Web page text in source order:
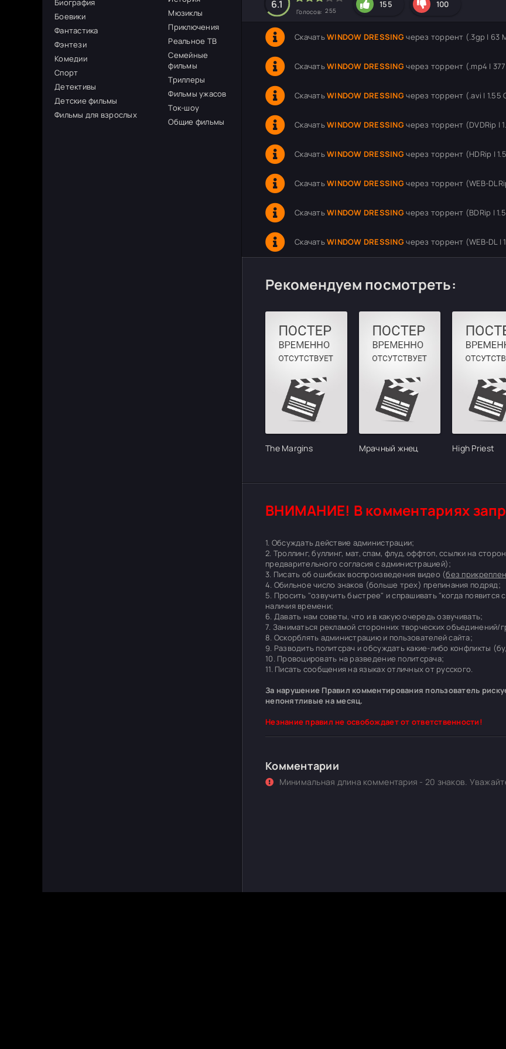
Биография
Боевики
Фантастика
Фэнтези
Комедии
Спорт
Детективы
Детские фильмы
Фильмы для взрослых
Мюзиклы
Приключения
Реальное ТВ
Семейные
фильмы
Триллеры
Фильмы ужасов
Ток-шоу
Общие фильмы
6.1
Голосов: 255
155 100
СкачатьWINDOW DRESSING через торрент (.3gp | 63
СкачатьWINDOW DRESSING через торрент (.mp4 |
СкачатьWINDOW DRESSING через торрент (.avi | 1.55
СкачатьWINDOW DRESSING через торрент (DVDRip |
СкачатьWINDOW DRESSING через торрент (HDRip |
СкачатьWINDOW DRESSING через торрент (WEB-
СкачатьWINDOW DRESSING через торрент (BDRip |
СкачатьWINDOW DRESSING через торрент (WEB-DL |
Рекомендуем посмотреть:
The Margins Мрачный жнец High Priest
ВНИМАНИЕ! В комментариях
1. Обсуждать действие администрации;
2. Троллинг, буллинг, мат, спам, флуд, оффтоп, ссылки на
предварительного согласия с администрацией);
3. Писать об ошибках воспроизведения видео (без
4. Обильное число знаков (больше трех) препинания подряд;
5. Просить "озвучить быстрее" и спрашивать "когда
наличия времени;
6. Давать нам советы, что и в какую очередь озвучивать;
7. Заниматься рекламой сторонних творческих объединений/
8. Оскорблять администрацию и пользователей сайта;
9. Разводить политсрач и обсуждать какие-либо конфликты
10. Провоцировать на разведение политсрача;
11. Писать сообщения на языках отличных от русского.
За нарушение Правил комментирования пользователь
непонятливые на месяц.
Незнание правил не освобождает от ответственности!
Комментарии
Минимальная длина комментария - 20 знаков.